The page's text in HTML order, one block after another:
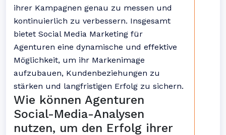
ihrer Kampagnen genau zu messen und
kontinuierlich zu verbessern. Insgesamt
bietet Social Media Marketing für
Agenturen eine dynamische und effektive
Möglichkeit, um ihr Markenimage
aufzubauen, Kundenbeziehungen zu
stärken und langfristigen Erfolg zu sichern.
Wie können Agenturen
Social-Media-Analysen
nutzen, um den Erfolg ihrer